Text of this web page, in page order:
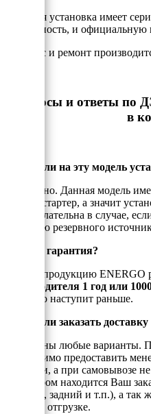
- Каждая установка имеет
подлинность, и официальную
- Сервис и ремонт
Вопросы и ответы по
в
Можно ли на эту модель
Да, можно. Данная модель
электростартер, а значит
даже желательна в случае,
функцию резервного
Есть ли гарантия?
На всю продукцию ENERGO
производителя 1 год или
того, что наступит раньше.
Можно ли заказать
Возможны любые варианты.
необходимо предоставить
доставки, а при самовывозе
на котором находится Ваш
боковой, задний и т.п.), а так
товара к отгрузке.